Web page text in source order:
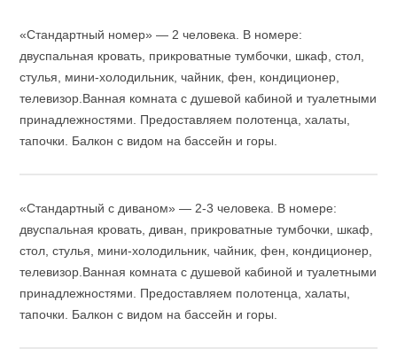
«Стандартный номер» — 2 человека. В номере:
двуспальная кровать, прикроватные тумбочки, шкаф, стол,
стулья, мини-холодильник, чайник, фен, кондиционер,
телевизор. Ванная комната с душевой кабиной и туалетными
принадлежностями. Предоставляем полотенца, халаты,
тапочки. Балкон с видом на бассейн и горы.
«Стандартный с диваном» — 2-3 человека. В номере:
двуспальная кровать, диван, прикроватные тумбочки, шкаф,
стол, стулья, мини-холодильник, чайник, фен, кондиционер,
телевизор. Ванная комната с душевой кабиной и туалетными
принадлежностями. Предоставляем полотенца, халаты,
тапочки. Балкон с видом на бассейн и горы.